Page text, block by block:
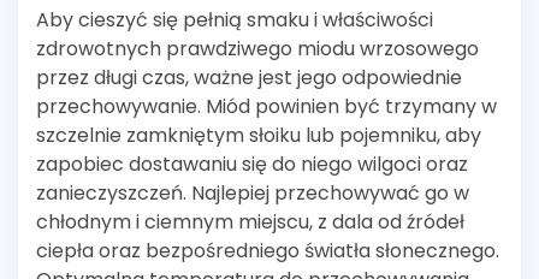
Aby cieszyć się pełnią smaku i właściwości
zdrowotnych prawdziwego miodu wrzosowego
przez długi czas, ważne jest jego odpowiednie
przechowywanie. Miód powinien być trzymany w
szczelnie zamkniętym słoiku lub pojemniku, aby
zapobiec dostawaniu się do niego wilgoci oraz
zanieczyszczeń. Najlepiej przechowywać go w
chłodnym i ciemnym miejscu, z dala od źródeł
ciepła oraz bezpośredniego światła słonecznego.